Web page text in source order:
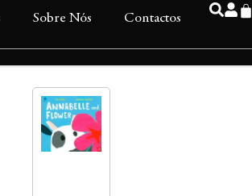
Sobre Nós Contactos